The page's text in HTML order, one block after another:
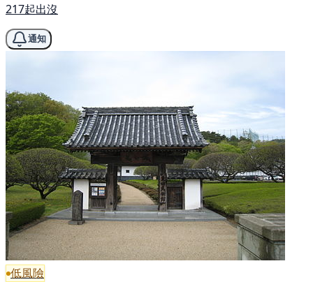
217起出沒
通知
低風險